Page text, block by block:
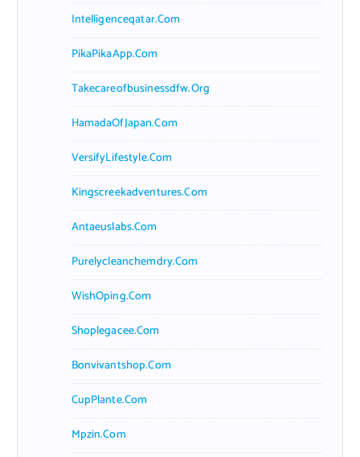
Intelligenceqatar.com
PikaPikaApp.com
Takecareofbusinessdfw.org
HamadaOfJapan.com
VersifyLifestyle.com
Kingscreekadventures.com
Antaeuslabs.com
Purelycleanchemdry.com
WishOping.com
Shoplegacee.com
Bonvivantshop.com
CupPlante.com
Mpzin.com